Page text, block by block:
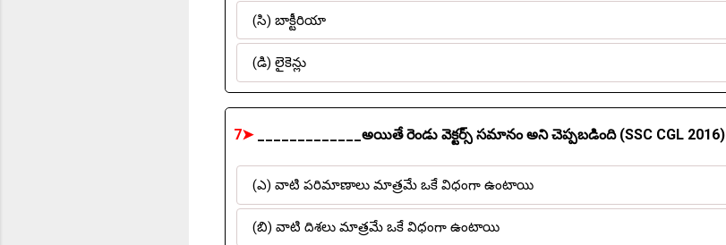
(సి) బాక్టీరియా
(డి) లైకెన్లు
7➤ _____________అయితే రెండు వెక్టర్స్ సమానం అని చెప్పబడింది (SSC CGL 2016)
(ఎ) వాటి పరిమాణాలు మాత్రమే ఒకే విధంగా ఉంటాయి
(బి) వాటి దిశలు మాత్రమే ఒకే విధంగా ఉంటాయి